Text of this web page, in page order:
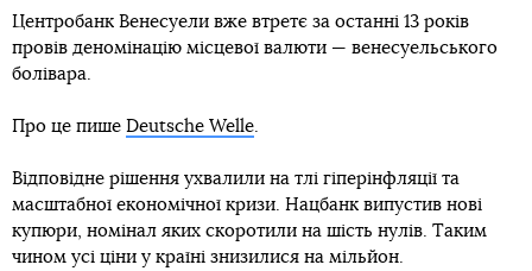
Центробанк Венесуели вже втретє за останні 13 років
провів деномінацію місцевої валюти — венесуельського
болівара.
Про це пише Deutsche Welle
Відповідне рішення ухвалили на тлі гіперінфляції та
масштабної економічної кризи. Нацбанк випустив нові
купюри, номінал яких скоротили на шість нулів. Таким
чином усі ціни у країні знизилися на мільйон.